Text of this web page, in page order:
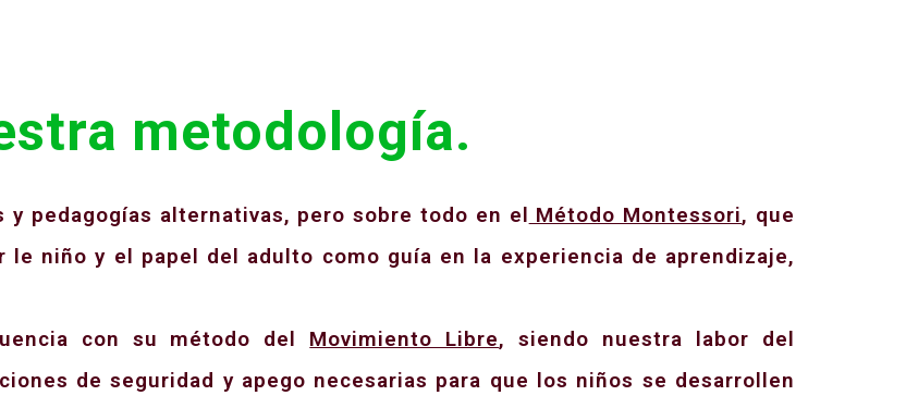
metodología.
pedagogías alternativas, pero sobre todo en el Método Montessori, que
niño y el papel del adulto como guía en la experiencia de aprendizaje,
con su método del Movimiento Libre, siendo nuestra labor del
de seguridad y apego necesarias para que los niños se desarrollen